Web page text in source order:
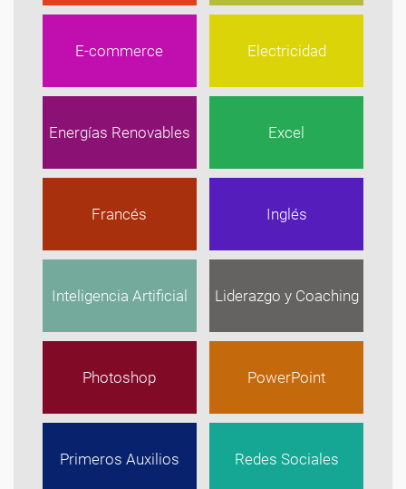
E-commerce Electricidad
Energías Renovables Excel
Francés Inglés
Inteligencia Artificial Liderazgo y Coaching
Photoshop PowerPoint
Primeros Auxilios Redes Sociales